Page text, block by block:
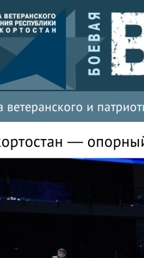
ветеранского и
—